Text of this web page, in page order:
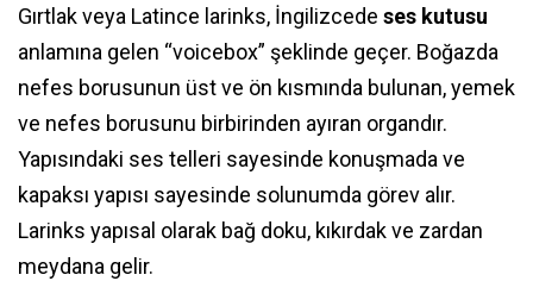
Gırtlak veya Latince larinks, İngilizcede ses kutusu
anlamına gelen “voicebox” şeklinde geçer. Boğazda
nefes borusunun üst ve ön kısmında bulunan, yemek
ve nefes borusunu birbirinden ayıran organdır.
Yapısındaki ses telleri sayesinde konuşmada ve
kapaksı yapısı sayesinde solunumda görev alır.
Larinks yapısal olarak bağ doku, kıkırdak ve zardan
meydana gelir.